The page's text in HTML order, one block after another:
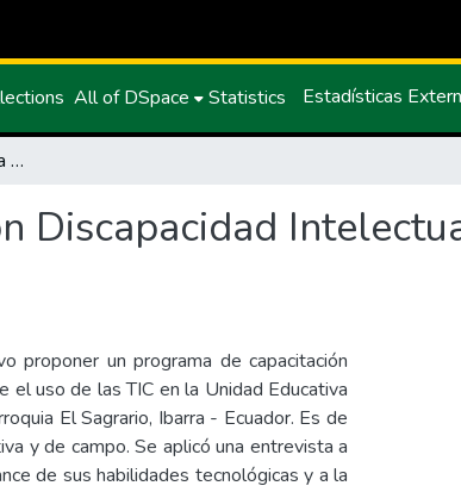
All of DSpace Statistics Estadísticas
Aplicación de las TIC para estudiantes con Discapacidad Intelectual un Estudio de Caso
Discapacidad
proponer un programa de capacitación
uso de las TIC en la Unidad Educativa
El Sagrario, Ibarra - Ecuador. Es de
y de campo. Se aplicó una entrevista a
de sus habilidades tecnológicas y a la